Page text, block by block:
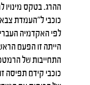
כוכבי ל"העמדת
לפי האקדמיה
הייתה זו הפעם
התחייבות של
כוכבי קידם תפיסה